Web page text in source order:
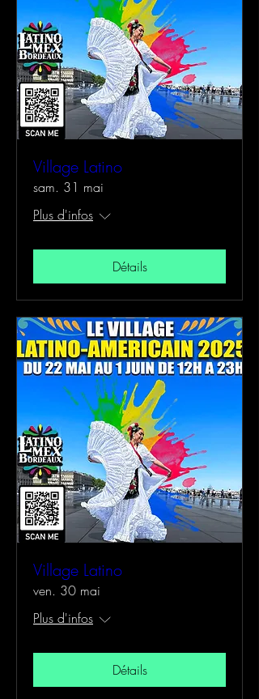
Village Latino
sam. 31 mai
Plus d'infos
Détails
Village Latino
ven. 30 mai
Plus d'infos
Détails